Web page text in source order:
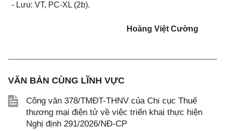
- Lưu: VT, PC-XL (2b).
Hoàng Việt Cường
VĂN BẢN CÙNG LĨNH VỰC
Công văn 378/TMĐT-THNV của Chi cục Thuế
thương mại điện tử về việc triển khai thực hiện
Nghị định 291/2026/NĐ-CP